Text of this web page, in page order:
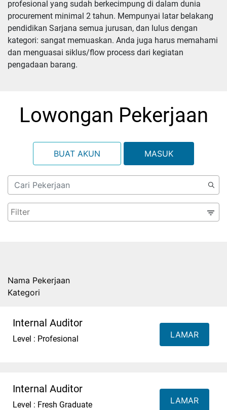
profesional yang sudah berkecimpung di dalam dunia
procurement minimal 2 tahun. Mempunyai latar belakang
pendidikan Sarjana semua jurusan, dan lulus dengan
kategori: sangat memuaskan. Anda juga harus memahami
dan menguasai siklus/flow process dari kegiatan
pengadaan barang.
Lowongan Pekerjaan
BUAT AKUN MASUK
Nama Pekerjaan
Kategori
Internal Auditor
Level : Profesional LAMAR
Internal Auditor
Level : Fresh Graduate LAMAR